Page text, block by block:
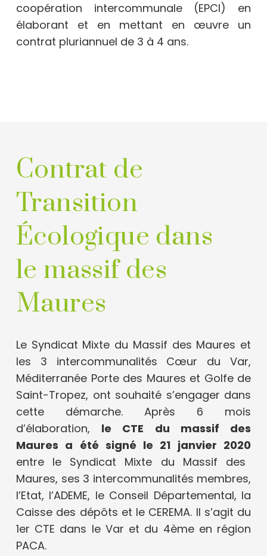
coopération intercommunale (EPCI) en
élaborant et en mettant en œuvre un
contrat pluriannuel de 3 à 4 ans.
Contrat de
Transition
Écologique dans
le massif des
Maures
Le Syndicat Mixte du Massif des Maures et
les 3 intercommunalités Cœur du Var,
Méditerranée Porte des Maures et Golfe de
Saint-Tropez, ont souhaité s’engager dans
cette démarche. Après 6 mois
d’élaboration, le CTE du massif des
Maures a été signé le 21 janvier 2020
entre le Syndicat Mixte du Massif des
Maures, ses 3 intercommunalités membres,
l’Etat, l’ADEME, le Conseil Départemental, la
Caisse des dépôts et le CEREMA. Il s’agit du
1er CTE dans le Var et du 4ème en région
PACA.